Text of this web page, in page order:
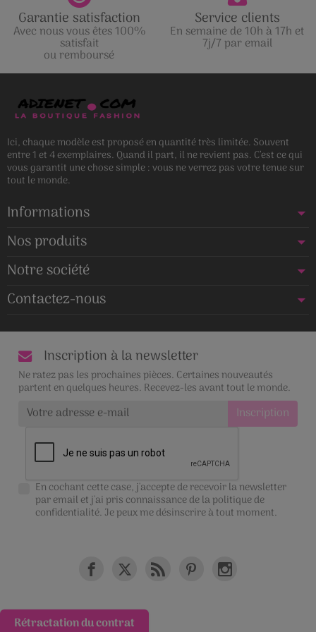
Garantie satisfaction
Avec nous vous êtes 100%
satisfait
ou remboursé
Service clients
En semaine de 10h à 17h et
7j/7 par email
Ici, chaque modèle est proposé en quantité très limitée. Souvent
entre 1 et 4 exemplaires. Quand il part, il ne revient pas. C’est ce qui
vous garantit une chose simple : vous ne verrez pas votre tenue sur
tout le monde.
Informations
Nos produits
Notre société
Contactez-nous
Inscription à la newsletter
Ne ratez pas les prochaines pièces. Certaines nouveautés
partent en quelques heures. Recevez-les avant tout le monde.
En cochant cette case, j'accepte de recevoir la newsletter
par email et j'ai pris connaissance de lapolitique de
confidentialité. Je peux me désinscrire à tout moment.
Rétractation du contrat